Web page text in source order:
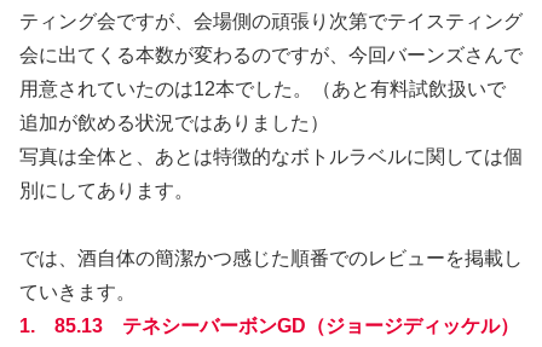
ティング会ですが、会場側の頑張り次第でテイスティング
会に出てくる本数が変わるのですが、今回バーンズさんで
用意されていたのは12本でした。（あと有料試飲扱いで
追加が飲める状況ではありました）
写真は全体と、あとは特徴的なボトルラベルに関しては個
別にしてあります。
では、酒自体の簡潔かつ感じた順番でのレビューを掲載し
ていきます。
1. 85.13 テネシーバーボンGD（ジョージディッケル）